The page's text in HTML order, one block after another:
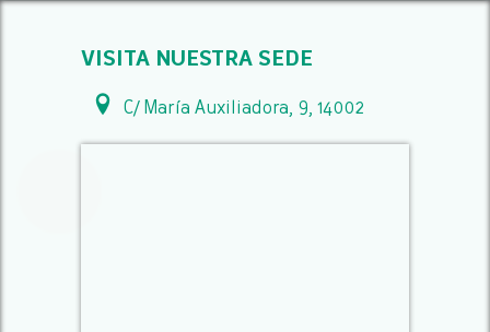
VISITA NUESTRA SEDE
C/ María Auxiliadora, 9, 14002